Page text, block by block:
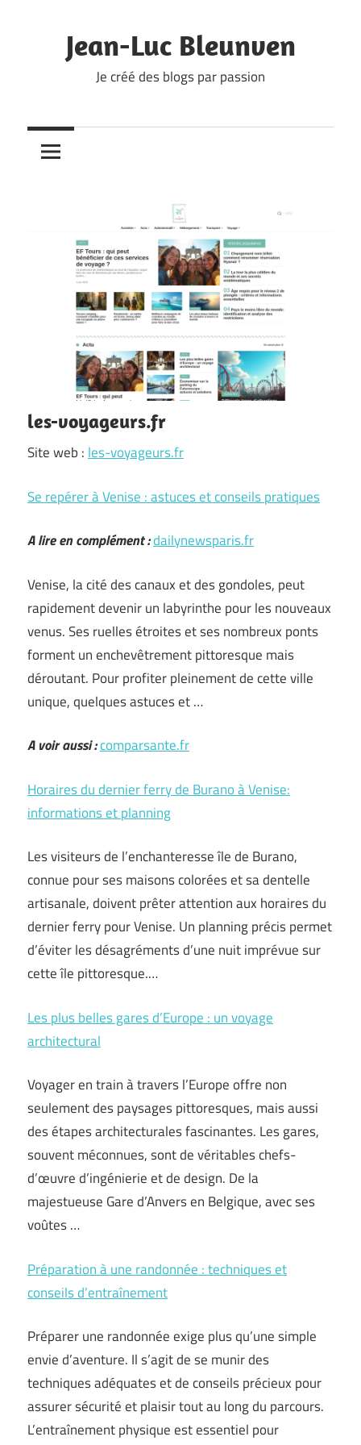
contentJean-Luc Bleunven
Je créé des blogs par passion
les-voyageurs.fr
Site web : les-voyageurs.fr
Se repérer à Venise : astuces et conseils pratiques
A lire en complément :dailynewsparis.fr
Venise, la cité des canaux et des gondoles, peut
rapidement devenir un labyrinthe pour les nouveaux
venus. Ses ruelles étroites et ses nombreux ponts
forment un enchevêtrement pittoresque mais
déroutant. Pour profiter pleinement de cette ville
unique, quelques astuces et …
A voir aussi :comparsante.fr
Horaires du dernier ferry de Burano à Venise:
informations et planning
Les visiteurs de l’enchanteresse île de Burano,
connue pour ses maisons colorées et sa dentelle
artisanale, doivent prêter attention aux horaires du
dernier ferry pour Venise. Un planning précis permet
d’éviter les désagréments d’une nuit imprévue sur
cette île pittoresque.…
Les plus belles gares d’Europe : un voyage
architectural
Voyager en train à travers l’Europe offre non
seulement des paysages pittoresques, mais aussi
des étapes architecturales fascinantes. Les gares,
souvent méconnues, sont de véritables chefs-
d’œuvre d’ingénierie et de design. De la
majestueuse Gare d’Anvers en Belgique, avec ses
voûtes …
Préparation à une randonnée : techniques et
conseils d’entraînement
Préparer une randonnée exige plus qu’une simple
envie d’aventure. Il s’agit de se munir des
techniques adéquates et de conseils précieux pour
assurer sécurité et plaisir tout au long du parcours.
L’entraînement physique est essentiel pour